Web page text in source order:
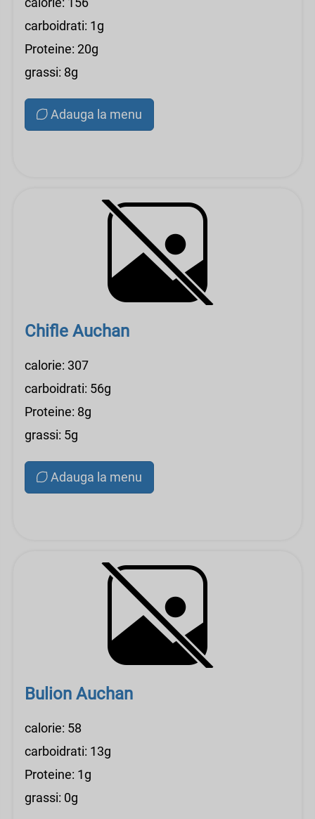
carboidrati: 1g
Proteine: 20g
grassi: 8g
Adauga la menu
Chifle Auchan
calorie: 307
carboidrati: 56g
Proteine: 8g
grassi: 5g
Adauga la menu
Bulion Auchan
calorie: 58
carboidrati: 13g
Proteine: 1g
grassi: 0g